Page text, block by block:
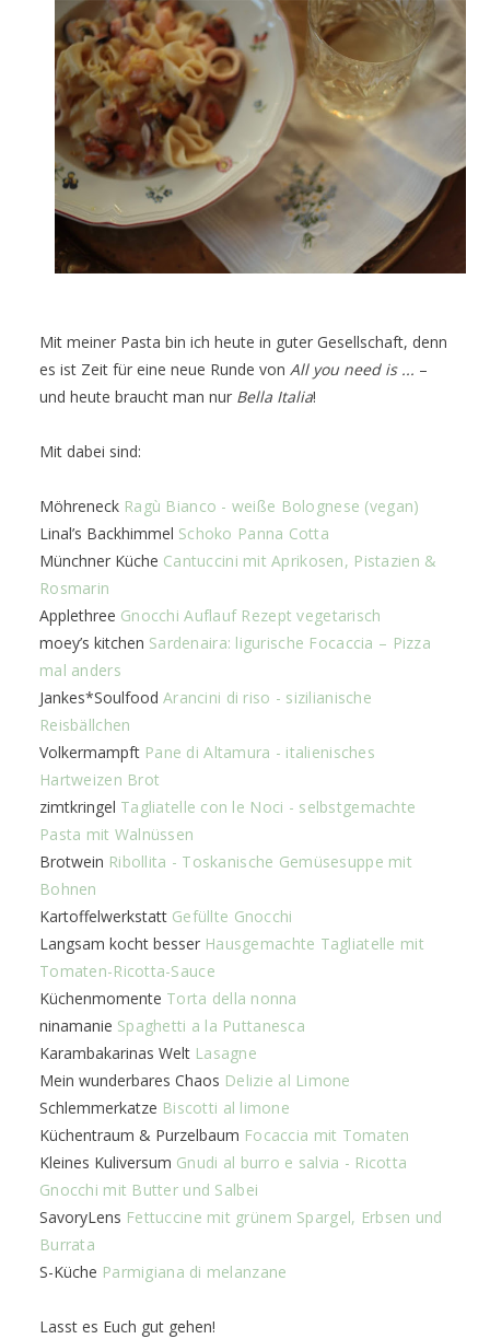
Mit meiner Pasta bin ich heute in guter Gesellschaft, denn
es ist Zeit für eine neue Runde von All you need is ... –
und heute braucht man nur Bella Italia!
Mit dabei sind:
Möhreneck Ragù Bianco - weiße Bolognese (vegan)
Linal’s Backhimmel Schoko Panna Cotta
Münchner Küche Cantuccini mit Aprikosen, Pistazien &
Rosmarin
Applethree Gnocchi Auflauf Rezept vegetarisch
moey’s kitchen Sardenaira: ligurische Focaccia – Pizza
mal anders
Jankes*Soulfood Arancini di riso - sizilianische
Reisbällchen
Volkermampft Pane di Altamura - italienisches
Hartweizen Brot
zimtkringel Tagliatelle con le Noci - selbstgemachte
Pasta mit Walnüssen
Brotwein Ribollita - Toskanische Gemüsesuppe mit
Bohnen
Kartoffelwerkstatt Gefüllte Gnocchi
Langsam kocht besser Hausgemachte Tagliatelle mit
Tomaten-Ricotta-Sauce
Küchenmomente Torta della nonna
ninamanie Spaghetti a la Puttanesca
Karambakarinas Welt Lasagne
Mein wunderbares Chaos Delizie al Limone
Schlemmerkatze Biscotti al limone
Küchentraum & Purzelbaum Focaccia mit Tomaten
Kleines Kuliversum Gnudi al burro e salvia - Ricotta
Gnocchi mit Butter und Salbei
SavoryLens Fettuccine mit grünem Spargel, Erbsen und
Burrata
S-Küche Parmigiana di melanzane
Lasst es Euch gut gehen!